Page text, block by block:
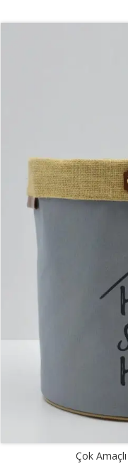
Çok Amaçlı